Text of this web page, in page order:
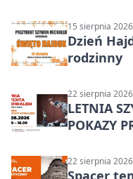
15 sierpnia
Dzień
rodzinny
22 sierpnia
LETNIA
POKAZY
22 sierpnia